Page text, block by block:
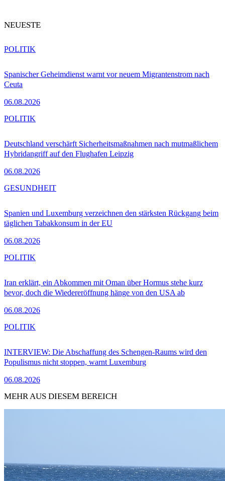
NEUESTE
Spanischer Geheimdienst warnt vor neuem Migrantenstrom nach
Ceuta
06.08.2026
POLITIK
Deutschland verschärft Sicherheitsmaßnahmen nach mutmaßlichem
Hybridangriff auf den Flughafen Leipzig
06.08.2026
POLITIK
Spanien und Luxemburg verzeichnen den stärksten Rückgang beim
täglichen Tabakkonsum in der EU
06.08.2026
GESUNDHEIT
Iran erklärt, ein Abkommen mit Oman über Hormus stehe kurz
bevor, doch die Wiedereröffnung hänge von den USA ab
06.08.2026
POLITIK
INTERVIEW: Die Abschaffung des Schengen-Raums wird den
Populismus nicht stoppen, warnt Luxemburg
06.08.2026
POLITIK
MEHR AUS DIESEM BEREICH